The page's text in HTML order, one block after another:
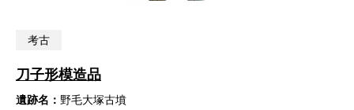
考古
刀子形模造品
遺跡名： 野毛大塚古墳